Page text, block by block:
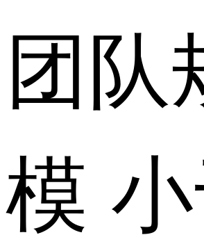
团队
模